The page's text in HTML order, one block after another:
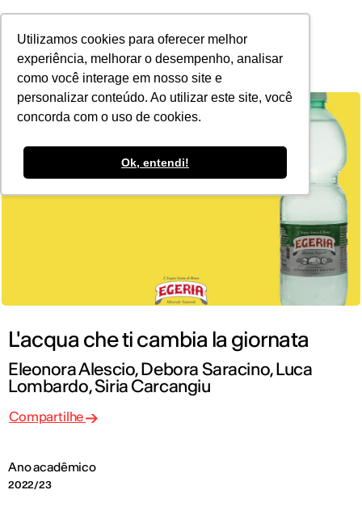
Utilizamos cookies para oferecer melhor
experiência, melhorar o desempenho, analisar
como você interage em nosso site e
personalizar conteúdo. Ao utilizar este site, você
concorda com o uso de cookies.
Ok, entendi!
POR
L'acqua che ti cambia la giornata
Eleonora Alescio, Debora Saracino, Luca
Lombardo, Siria Carcangiu
Ano acadêmico
2022/23
Compartilhe